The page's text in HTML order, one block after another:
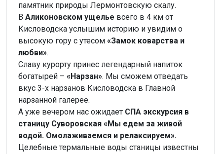
памятник природы Лермонтовскую скалу.
В Аликоновском ущелье всего в 4 км от
Кисловодска услышим историю и увидим о
высокую гору с утесом «Замок коварства и
любви».
Славу курорту принес легендарный напиток
богатырей – «Нарзан». Мы сможем отведать
вкус 3-х нарзанов Кисловодска в Главной
нарзанной галерее.
А уже вечером нас ожидает СПА экскурсия в
станицу Суворовская «Мы едем за живой
водой. Омолаживаемся и релаксируем».
Целебные термальные воды станицы известны